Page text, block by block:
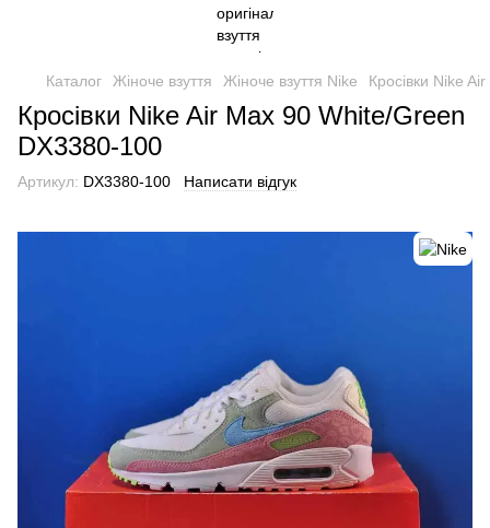
Каталог Жіноче взуття Жіноче взуття Nike Кросівки Nike
Кросівки Nike Air Max 90 White/Green
DX3380-100
Артикул: DX3380-100 Написати відгук